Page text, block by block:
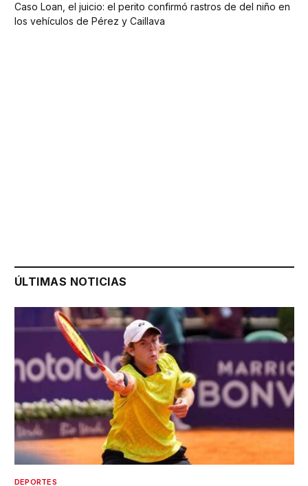
Caso Loan, el juicio: el perito confirmó rastros de del niño en
los vehículos de Pérez y Caillava
ÚLTIMAS NOTICIAS
DEPORTES